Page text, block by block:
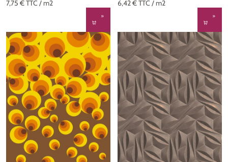
7,75 €TTC / m2 6,42 €TTC / m2